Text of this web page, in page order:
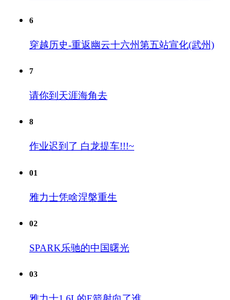
6
穿越历史-重返幽云十六州第五站宣化(武州)
7
请你到天涯海角去
8
作业迟到了 白龙提车!!!~
01
雅力士凭啥涅槃重生
02
SPARK乐驰的中国曙光
03